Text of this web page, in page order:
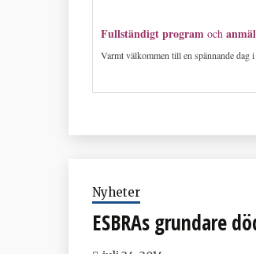
Fullständigt program och
Varmt välkommen till en spännande dag
Nyheter
ESBRAs grundare